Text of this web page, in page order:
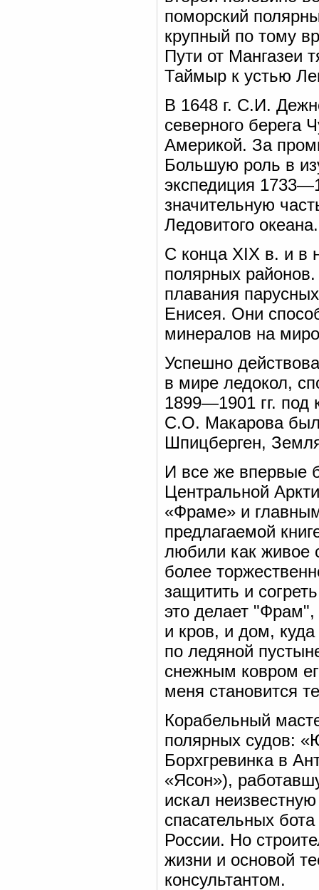
поморский
крупный по тому
Пути от Мангазеи
Таймыр к устью
В 1648 г. С.И.
северного берега
Америкой. За
Большую роль в
экспедиция
значительную
Ледовитого океана.
С конца XIX в. и в
полярных
плавания
Енисея. Они
минералов на
Успешно
в мире ледокол,
1899—1901 гг. под
С.О. Макарова
Шпицберген,
И все же впервые
Центральной
«Фраме» и
предлагаемой
любили как живое
более
защитить и
это делает
и кров, и дом,
по ледяной
снежным ковром
меня становится
Корабельный
полярных судов:
Борхгревинка в
«Ясон»),
искал
спасательных
России. Но
жизни и основой
консультантом.